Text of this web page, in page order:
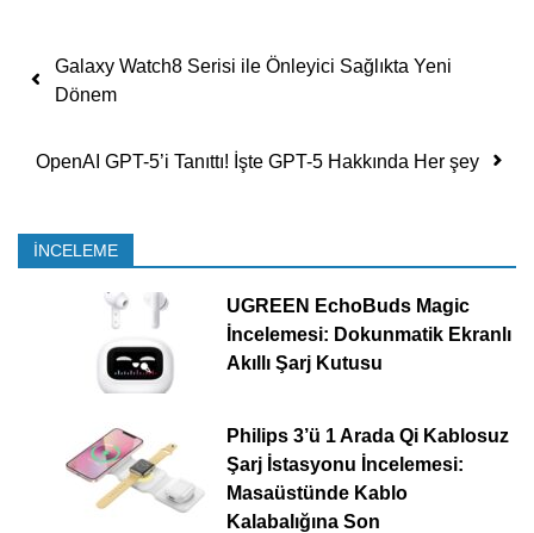
Yazı dolaşımı
Galaxy Watch8 Serisi ile Önleyici Sağlıkta Yeni
Dönem
OpenAI GPT-5’i Tanıttı! İşte GPT-5 Hakkında Her şey
İNCELEME
UGREEN EchoBuds Magic
İncelemesi: Dokunmatik Ekranlı
Akıllı Şarj Kutusu
Philips 3’ü 1 Arada Qi Kablosuz
Şarj İstasyonu İncelemesi:
Masaüstünde Kablo
Kalabalığına Son